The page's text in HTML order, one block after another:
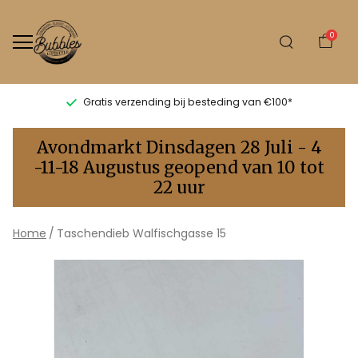
0
Gratis verzending bij besteding van €100*
Walfischgasse
-
Bubbles
Sluis
Avondmarkt Dinsdagen 28 Juli - 4
-11-18 Augustus geopend van 10 tot
22 uur
Home Taschendieb Walfischgasse 15